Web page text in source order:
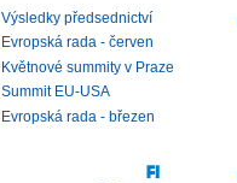
Výsledky předsednictví
Evropská rada - červen
Květnové summity v Praze
Summit EU-USA
Evropská rada - březen